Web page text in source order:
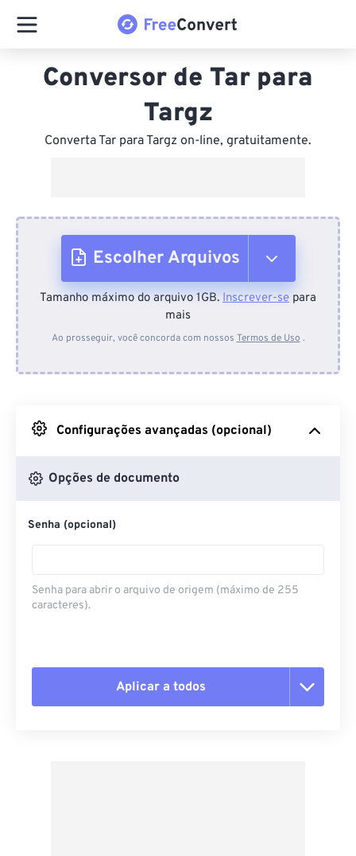
Conversor de Tar para
Targz
Converta Tar para Targz on-line, gratuitamente.
Escolher Arquivos
Do dispositivo
Do Google Drive
Do OneDrive
Da URL
Tamanho máximo do arquivo 1GB. Inscrever-se para
mais
Ao prosseguir, você concorda com nossos Termos de Uso .
Configurações avançadas (opcional)
Opções de documento
Senha (opcional)
Senha para abrir o arquivo de origem (máximo de 255
caracteres).
Aplicar a todos